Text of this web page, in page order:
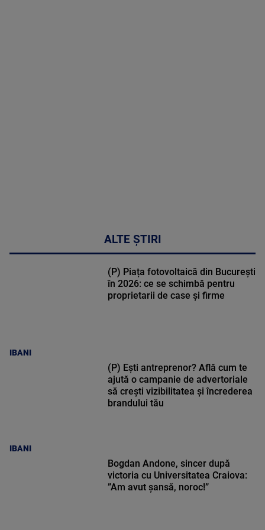
ALTE ȘTIRI
IBANI
(P) Piața fotovoltaică din București
în 2026: ce se schimbă pentru
proprietarii de case și firme
IBANI
(P) Ești antreprenor? Află cum te
ajută o campanie de advertoriale
să crești vizibilitatea și încrederea
brandului tău
Bogdan Andone, sincer după
victoria cu Universitatea Craiova:
”Am avut șansă, noroc!”